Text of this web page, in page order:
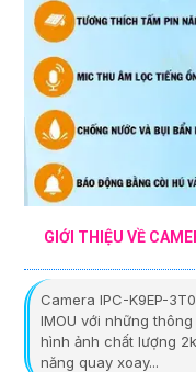
GIỚI THIỆU VỀ
Camera IPC-K9EP-
IMOU với những
hình ảnh chất lượng
năng quay xoay...